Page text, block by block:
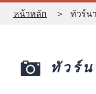
หน้าหลัก ทัวร์น
ทัวร์